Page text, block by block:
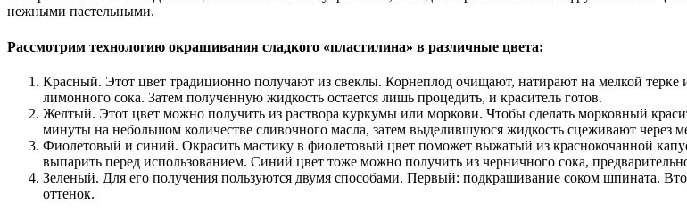
нежными пастельными.
Рассмотрим технологию окрашивания сладкого «пластилина» в различные цвета:
Красный. Этот цвет традиционно получают из свеклы. Корнеплод очищают, натирают на мелкой
лимонного сока. Затем полученную жидкость остается лишь процедить, и краситель готов.
Желтый. Этот цвет можно получить из раствора куркумы или моркови. Чтобы сделать морковный
минуты на небольшом количестве сливочного масла, затем выделившуюся жидкость сцеживают через
Фиолетовый и синий. Окрасить мастику в фиолетовый цвет поможет выжатый из краснокочанной
выпарить перед использованием. Синий цвет тоже можно получить из черничного сока,
Зеленый. Для его получения пользуются двумя способами. Первый: подкрашивание соком шпината.
оттенок.